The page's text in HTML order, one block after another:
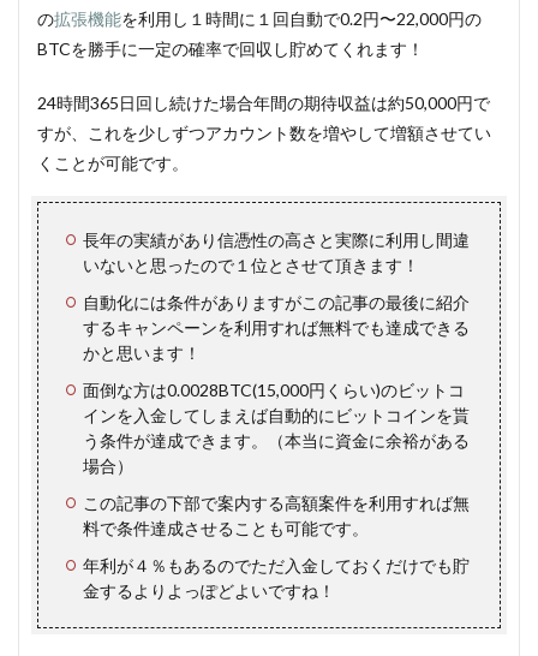
の拡張機能を利用し１時間に１回自動で0.2円〜22,000円の
BTCを勝手に一定の確率で回収し貯めてくれます！
24時間365日回し続けた場合年間の期待収益は約50,000円で
すが、これを少しずつアカウント数を増やして増額させてい
くことが可能です。
長年の実績があり信憑性の高さと実際に利用し間違
いないと思ったので１位とさせて頂きます！
自動化には条件がありますがこの記事の最後に紹介
するキャンペーンを利用すれば無料でも達成できる
かと思います！
面倒な方は0.0028BTC(15,000円くらい)のビットコ
インを入金してしまえば自動的にビットコインを貰
う条件が達成できます。（本当に資金に余裕がある
場合）
この記事の下部で案内する高額案件を利用すれば無
料で条件達成させることも可能です。
年利が４％もあるのでただ入金しておくだけでも貯
金するよりよっぽどよいですね！